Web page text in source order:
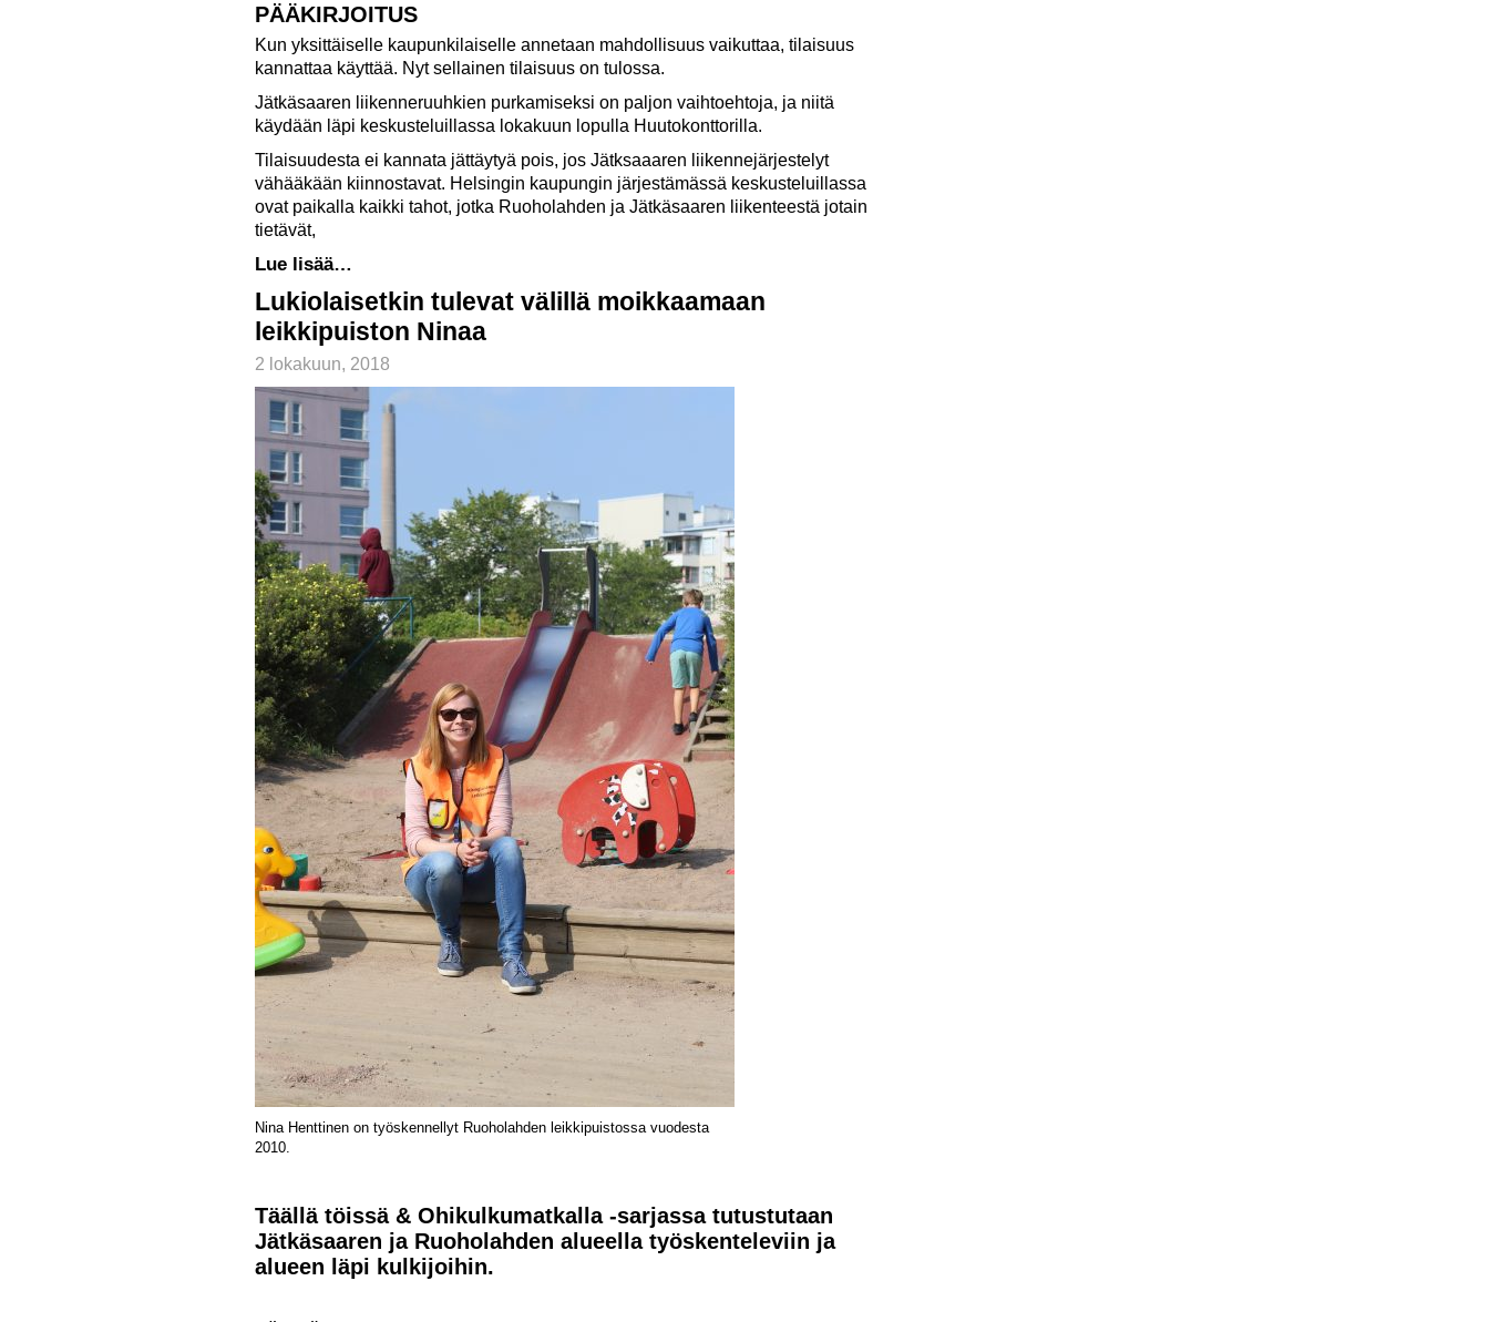
PÄÄKIRJOITUS
Kun yksittäiselle kaupunkilaiselle annetaan mahdollisuus vaikuttaa, tilaisuus
kannattaa käyttää. Nyt sellainen tilaisuus on tulossa.
Jätkäsaaren liikenneruuhkien purkamiseksi on paljon vaihtoehtoja, ja niitä
käydään läpi keskusteluillassa lokakuun lopulla Huutokonttorilla.
Tilaisuudesta ei kannata jättäytyä pois, jos Jätksaaaren liikennejärjestelyt
vähääkään kiinnostavat. Helsingin kaupungin järjestämässä keskusteluillassa
ovat paikalla kaikki tahot, jotka Ruoholahden ja Jätkäsaaren liikenteestä jotain
tietävät,
Lue lisää…
Lukiolaisetkin tulevat välillä moikkaamaan
leikkipuiston Ninaa
2 lokakuun, 2018
Nina Henttinen on työskennellyt Ruoholahden leikkipuistossa vuodesta
2010.
Täällä töissä & Ohikulkumatkalla -sarjassa tutustutaan
Jätkäsaaren ja Ruoholahden alueella työskenteleviin ja
alueen läpi kulkijoihin.